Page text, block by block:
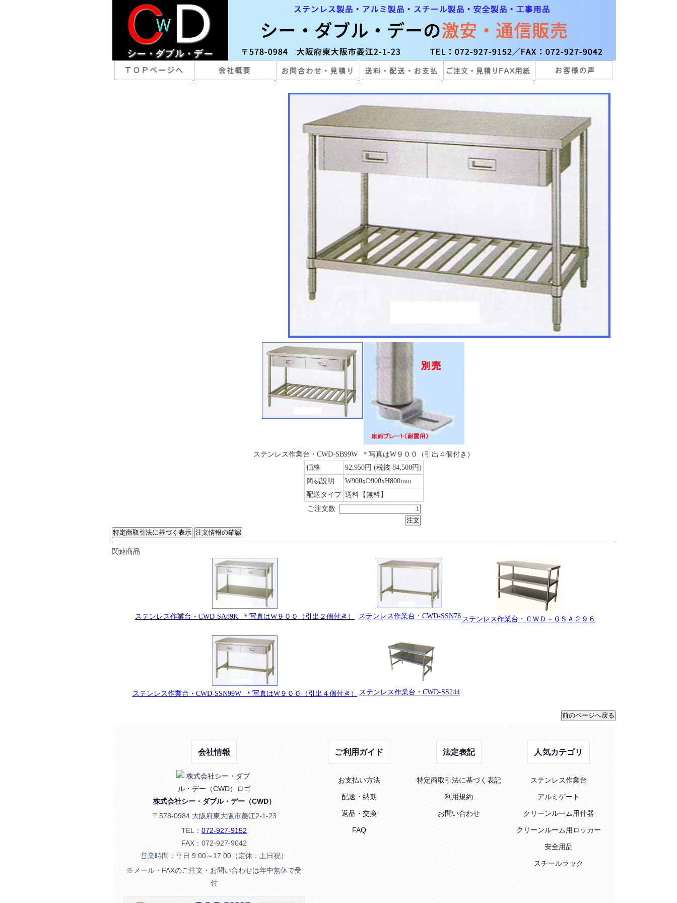
ステンレス作業台・CWD-SB99W ＊写真はW９００（引出４個付き）
価格
92,950円 (税抜 84,500円)
簡易説明
W900xD900xH800mm
配送タイプ 送料【無料】
ご注文数
関連商品
ステンレス作業台・CWD-SA89K ＊写真はW９００（引出２個付き） ステンレス作業台・CWD-SSN76 ステンレス作業台・ＣＷＤ－ＱＳＡ２９６
ステンレス作業台・CWD-SSN99W ＊写真はW９００（引出４個付き） ステンレス作業台・CWD-SS244
会社情報
株式会社シー・ダブル・デー（CWD）
〒578-0984 大阪府東大阪市菱江2-1-23
TEL： 072-927-9152
FAX：072-927-9042
営業時間：平日 9:00～17:00（定休：土日祝）
※メール・FAXのご注文・お問い合わせは年中無休で受
付
ご利用ガイド
お支払い方法
配送・納期
返品・交換
FAQ
法定表記
特定商取引法に基づく表記
利用規約
お問い合わせ
人気カテゴリ
ステンレス作業台
アルミゲート
クリーンルーム用什器
クリーンルーム用ロッカー
安全用品
スチールラック